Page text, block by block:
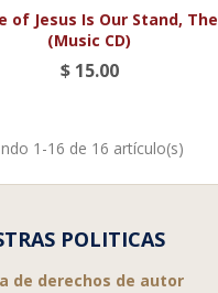
Vista rápida
of Jesus Is Our Stand, The
(Music CD)
$ 15.00
1-16 de 16 artículo(s)
POLITICAS
de derechos de autor